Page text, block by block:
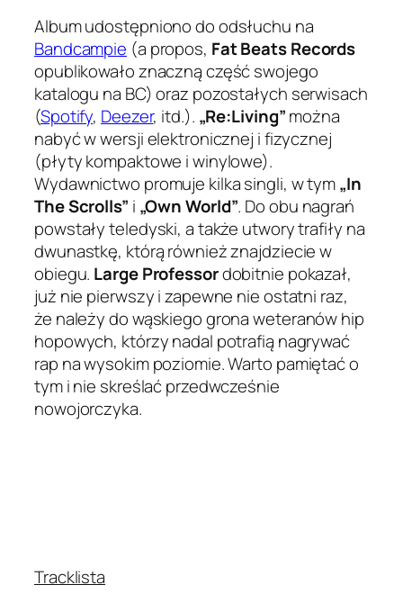
Album udostępniono do odsłuchu na
Bandcampie (a propos, Fat Beats Records
opublikowało znaczną część swojego
katalogu na BC) oraz pozostałych serwisach
(Spotify, Deezer, itd.). „Re:Living”można
nabyć w wersji elektronicznej i fizycznej
(płyty kompaktowe i winylowe).
Wydawnictwo promuje kilka singli, w tym„In
The Scrolls” i „Own World”. Do obu nagrań
powstały teledyski, a także utwory trafiły na
dwunastkę, którą również znajdziecie w
obiegu. Large Professordobitnie pokazał,
już nie pierwszy i zapewne nie ostatni raz,
że należy do wąskiego grona weteranów hip
hopowych, którzy nadal potrafią nagrywać
rap na wysokim poziomie. Warto pamiętać o
tym i nie skreślać przedwcześnie
nowojorczyka.
Tracklista